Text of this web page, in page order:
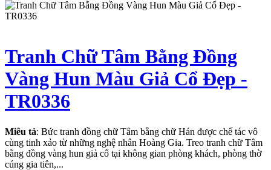
Tranh Chữ Tâm Bằng Đồng
Vàng Hun Màu Giả Cổ Đẹp -
TR0336
Miêu tả: Bức tranh đồng chữ Tâm bằng chữ Hán được chế tác vô
cùng tinh xảo từ những nghệ nhân Hoàng Gia. Treo tranh chữ Tâm
bằng đồng vàng hun giả cổ tại không gian phòng khách, phòng thờ
cúng gia tiên,...